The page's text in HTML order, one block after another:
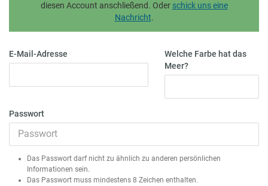
diesen Account anschließend. Oder schick uns eine
Nachricht.
E-Mail-Adresse
Welche Farbe hat das
Meer?
Passwort
Das Passwort darf nicht zu ähnlich zu anderen persönlichen
Informationen sein.
Das Passwort muss mindestens 8 Zeichen enthalten.